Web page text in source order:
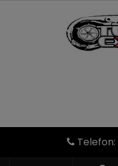
Telefon: